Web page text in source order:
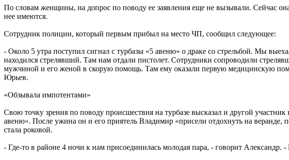
По словам женщины, на допрос по поводу ее заявления еще не вызывали. Сейчас
нее имеются.
Сотрудник полиции, который первым прибыл на место ЧП, сообщил следующее:
- Около 5 утра поступил сигнал с турбазы «5 авеню» о драке со стрельбой. Мы
находился стрелявший. Там нам отдали пистолет. Сотрудники сопроводили
мужчиной и его женой в скорую помощь. Там ему оказали первую медицинскую
Юрьев.
«Обзывала импотентами»
Свою точку зрения по поводу происшествия на турбазе высказал и другой
авеню». После ужина он и его приятель Владимир «присели отдохнуть на веранде,
стала роковой.
- Где-то в районе 4 ночи к нам присоединилась молодая пара, - говорит